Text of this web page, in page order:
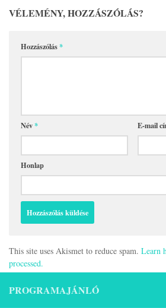
VÉLEMÉNY, HOZZÁSZÓLÁS?
Hozzászólás*
Név* E-mail
Honlap
This site uses Akismet to reduce spam. Learn
processed.
PROGRAMAJÁNLÓ